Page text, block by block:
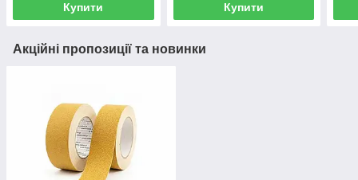
Купити Купити
Акційні пропозиції та новинки